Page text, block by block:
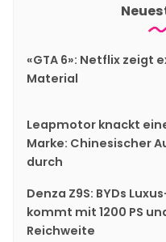
«GTA 6»: Netflix zeigt
Material
Leapmotor knackt
Marke: Chinesischer
durch
Denza Z9S: BYDs
kommt mit 1200 PS
Reichweite